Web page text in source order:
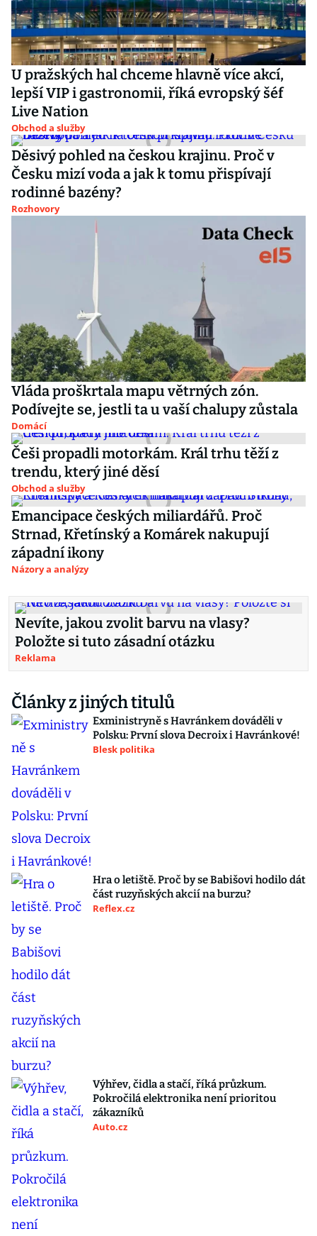
U pražských hal chceme hlavně více akcí,
lepší VIP i gastronomii, říká evropský šéf
Live Nation
Obchod a služby
Děsivý pohled na českou krajinu. Proč v
Česku mizí voda a jak k tomu přispívají
rodinné bazény?
Rozhovory
Vláda proškrtala mapu větrných zón.
Podívejte se, jestli ta u vaší chalupy zůstala
Domácí
Češi propadli motorkám. Král trhu těží z
trendu, který jiné děsí
Obchod a služby
Emancipace českých miliardářů. Proč
Strnad, Křetínský a Komárek nakupují
západní ikony
Názory a analýzy
Nevíte, jakou zvolit barvu na vlasy?
Položte si tuto zásadní otázku
Reklama
Články z jiných titulů
Exministryně s Havránkem dováděli v
Polsku: První slova Decroix i Havránkové!
Blesk politika
Hra o letiště. Proč by se Babišovi hodilo dát
část ruzyňských akcií na burzu?
Reflex.cz
Výhřev, čidla a stačí, říká průzkum.
Pokročilá elektronika není prioritou
zákazníků
Auto.cz